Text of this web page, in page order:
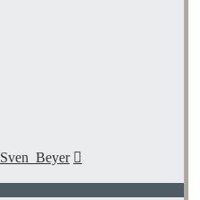
Sven_Beyer